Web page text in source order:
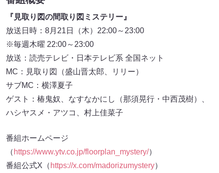
『見取り図の間取り図ミステリー』
放送日時：8月21日（木）22:00～23:00
※毎週木曜 22:00～23:00
放送：読売テレビ・日本テレビ系 全国ネット
MC：見取り図（盛山晋太郎、リリー）
サブMC：横澤夏子
ゲスト：椿鬼奴、なすなかにし（那須晃行・中西茂樹）、
ハシヤスメ・アツコ、村上佳菜子
番組ホームページ
（ https://www.ytv.co.jp/floorplan_mystery/）
番組公式X（ https://x.com/madorizumystery）